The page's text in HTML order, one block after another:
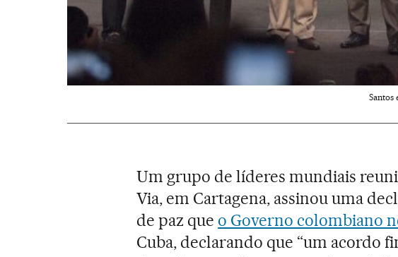
Santos
Um grupo de líderes mundiais
Via, em Cartagena, assinou uma
de paz que o Governo colombiano
Cuba, declarando que “um acordo